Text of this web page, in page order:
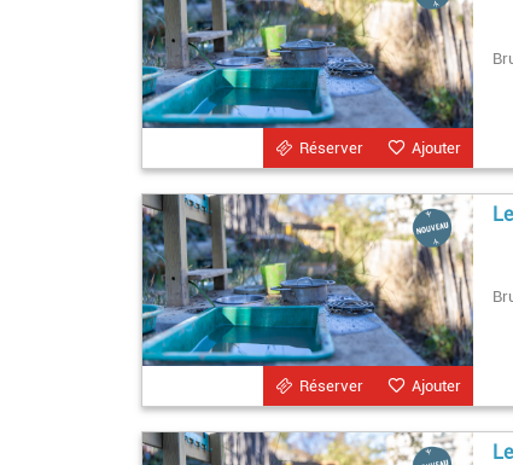
Ajouter
Réserver
Ajouter
Réserver